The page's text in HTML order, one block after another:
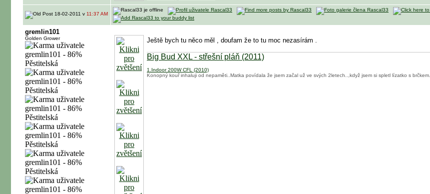
18-02-2011 v 11:37 AM
gremlin101
Golden Grower Ještě bych tu něco měl , doufam že to tu moc nezasírám .
Big Bud XXL - střešní pláň (2011)
1.Indoor 200W CFL (2010)
Konopný kouř inhaluji od nepaměti..Matka povídala že jsem začal už ve svých 2letech..,když jsem si spletl lízatko s brčkem..